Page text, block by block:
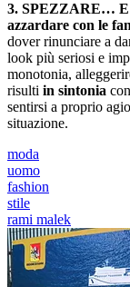
3. SPEZZARE… E
azzardare con le
dover rinunciare a
look più seriosi e
monotonia,
risulti in sintonia
sentirsi a proprio
situazione.
moda
uomo
fashion
stile
rami malek